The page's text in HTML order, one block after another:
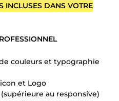
INCLUSES DANS VOTRE
couleurs et typographie
et Logo
au responsive)